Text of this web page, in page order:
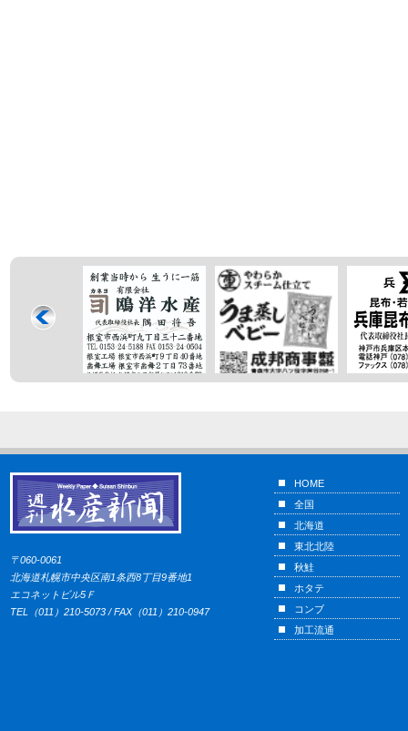
〒060-0061
北海道札幌市中央区南1条西8丁目9番地1
エコネットビル5Ｆ
TEL（011）210-5073 / FAX（011）210-0947
HOME
全国
北海道
東北北陸
秋鮭
ホタテ
コンブ
加工流通